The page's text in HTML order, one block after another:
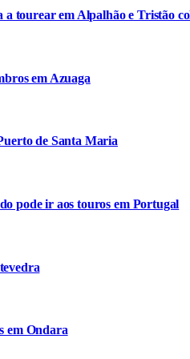
tourear em Alpalhão e Tristão
em Azuaga
de Santa Maria
pode ir aos touros em Portugal
em Ondara